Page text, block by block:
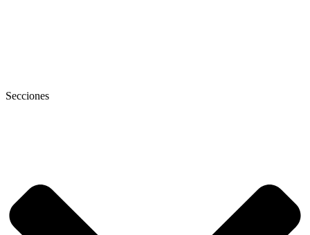
Secciones